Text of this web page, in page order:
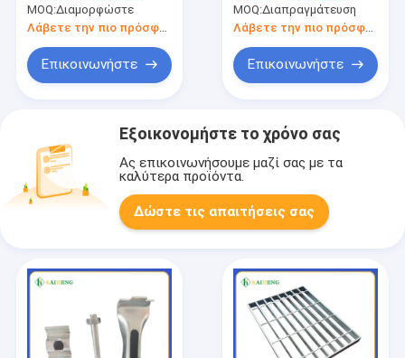
χάλυβα μετάλλων
σχαρών αγωγών
MOQ:Διαμορφώστε
Λάβετε την πιο πρόσφατη τιμή
Επικοινωνήστε
μετάλλων
MOQ:Διαπραγμάτευση
Επικοινωνήστε
Εξοικονομήστε το χρόνο σας
Ας επικοινωνήσουμε μαζί σας με τα
καλύτερα προϊόντα.
Δώστε τις απαιτήσεις σας